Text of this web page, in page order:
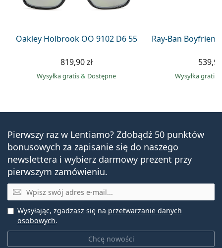
Oakley Holbrook OO 9102 D6 55
819,90 zł
Wysyłka gratis& Dostępne
Ray-Ban
Wysyłka gratis
Pierwszy raz w Lentiamo? Zdobądź 50 punktów
bonusowych za zapisanie się do naszego
newslettera i wybierz darmowy prezent przy
pierwszym zamówieniu.
E-mail
Chcę nowości
Wysyłając, zgadzasz się na przetwarzanie danych
osobowych.